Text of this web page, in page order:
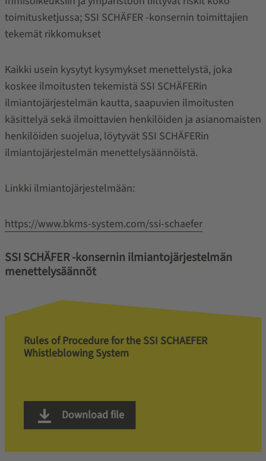
toimitusketjussa; SSI SCHÄFER -konsernin toimittajien
tekemät rikkomukset
Kaikki usein kysytyt kysymykset menettelystä, joka
koskee ilmoitusten tekemistä SSI SCHÄFERin
ilmiantojärjestelmän kautta, saapuvien ilmoitusten
käsittelyä sekä ilmoittavien henkilöiden ja asianomaisten
henkilöiden suojelua, löytyvät SSI SCHÄFERin
ilmiantojärjestelmän menettelysäännöistä.
Linkki ilmiantojärjestelmään:
https://www.bkms-system.com/ssi-schaefer
SSI SCHÄFER -konsernin ilmiantojärjestelmän
menettelysäännöt
Rules of Procedure for the SSI SCHAEFER
Whistleblowing System
Download file